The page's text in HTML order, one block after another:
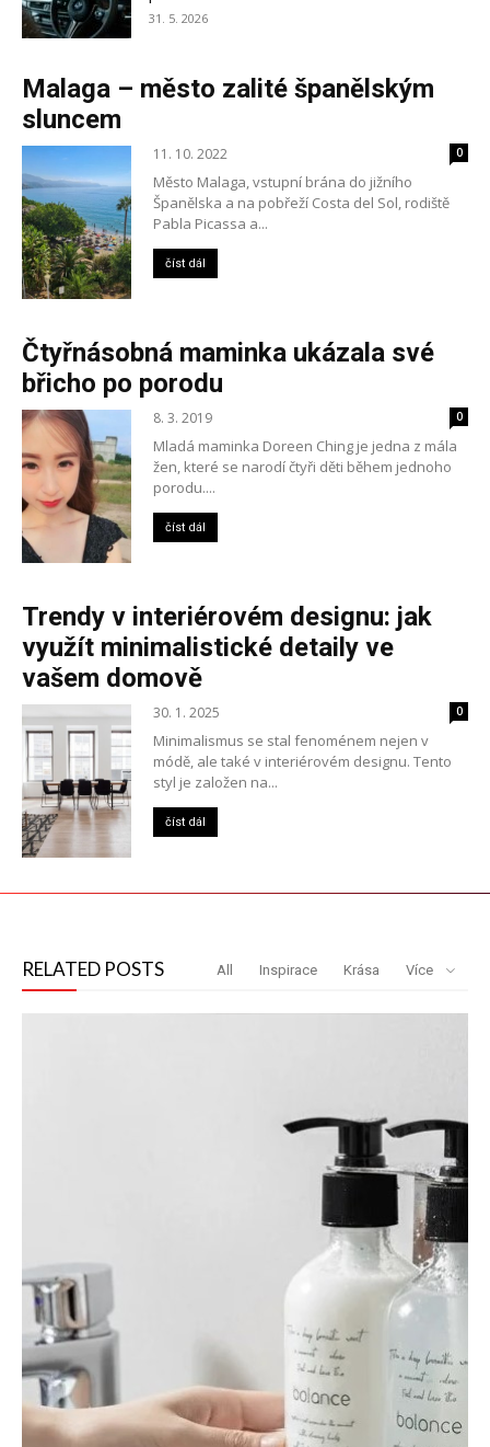
31. 5. 2026
Malaga – město zalité španělským
sluncem
11. 10. 2022 0
Město Malaga, vstupní brána do jižního
Španělska a na pobřeží Costa del Sol, rodiště
Pabla Picassa a...
číst dál
Čtyřnásobná maminka ukázala své
břicho po porodu
8. 3. 2019 0
Mladá maminka Doreen Ching je jedna z mála
žen, které se narodí čtyři děti během jednoho
porodu....
číst dál
Trendy v interiérovém designu: jak
využít minimalistické detaily ve
vašem domově
30. 1. 2025 0
Minimalismus se stal fenoménem nejen v
módě, ale také v interiérovém designu. Tento
styl je založen na...
číst dál
RELATED POSTS All Inspirace Krása Více